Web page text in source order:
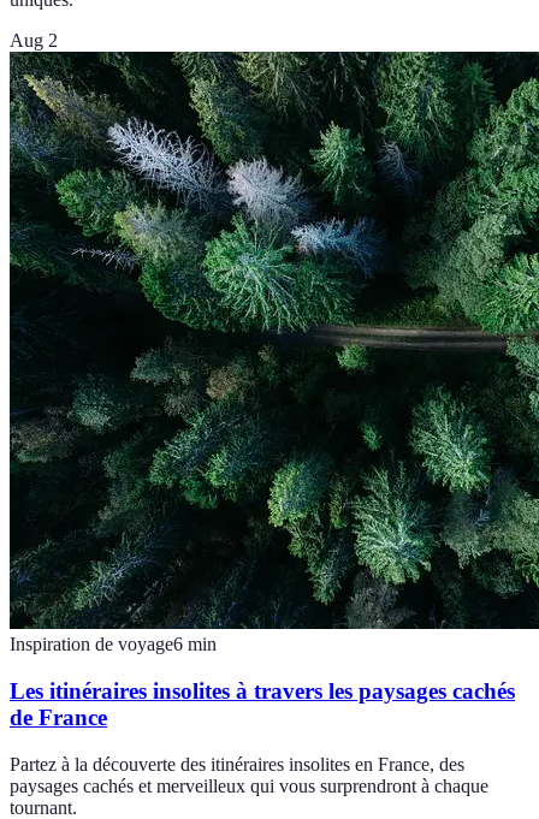
Aug 2
Inspiration de voyage6 min
Les itinéraires insolites à travers les paysages cachés
de France
Partez à la découverte des itinéraires insolites en France, des
paysages cachés et merveilleux qui vous surprendront à chaque
tournant.